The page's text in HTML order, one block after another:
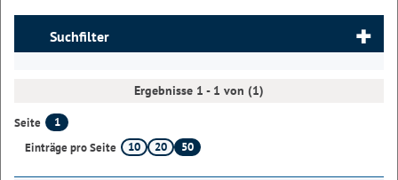
Suchfilter
Ergebnisse 1 - 1 von (1)
Seite
1
Einträge pro Seite
10 20 50